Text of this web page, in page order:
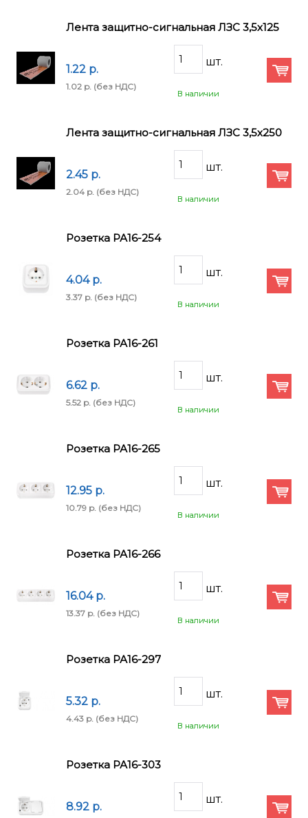
Лента защитно-сигнальная ЛЗС 3,5х125
1.22 p.
1.02 p. (без НДС)
В наличии
Лента защитно-сигнальная ЛЗС 3,5х250
2.45 p.
2.04 p. (без НДС)
В наличии
Розетка РА16-254
4.04 p.
3.37 p. (без НДС)
В наличии
Розетка РА16-261
6.62 p.
5.52 p. (без НДС)
В наличии
Розетка РА16-265
12.95 p.
10.79 p. (без НДС)
В наличии
Розетка РА16-266
16.04 p.
13.37 p. (без НДС)
В наличии
Розетка РА16-297
5.32 p.
4.43 p. (без НДС)
В наличии
Розетка РА16-303
8.92 p.